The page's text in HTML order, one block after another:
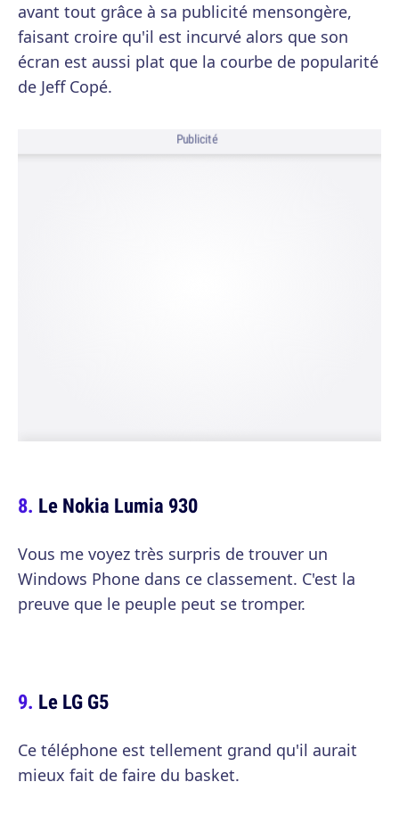
avant tout grâce à sa publicité mensongère,
faisant croire qu'il est incurvé alors que son
écran est aussi plat que la courbe de popularité
de Jeff Copé.
Publicité
Le Nokia Lumia 930
Vous me voyez très surpris de trouver un
Windows Phone dans ce classement. C'est la
preuve que le peuple peut se tromper.
Le LG G5
Ce téléphone est tellement grand qu'il aurait
mieux fait de faire du basket.